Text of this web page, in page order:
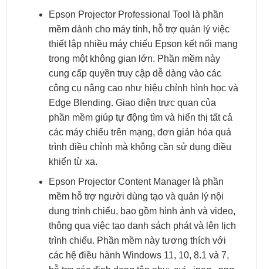
Epson Projector Professional Tool là phần
mềm dành cho máy tính, hỗ trợ quản lý việc
thiết lập nhiều máy chiếu Epson kết nối mạng
trong một không gian lớn. Phần mềm này
cung cấp quyền truy cập dễ dàng vào các
công cụ nâng cao như hiệu chỉnh hình học và
Edge Blending. Giao diện trực quan của
phần mềm giúp tự động tìm và hiển thị tất cả
các máy chiếu trên mạng, đơn giản hóa quá
trình điều chỉnh mà không cần sử dụng điều
khiển từ xa.
Epson Projector Content Manager là phần
mềm hỗ trợ người dùng tạo và quản lý nội
dung trình chiếu, bao gồm hình ảnh và video,
thông qua việc tạo danh sách phát và lên lịch
trình chiếu. Phần mềm này tương thích với
các hệ điều hành Windows 11, 10, 8.1 và 7,